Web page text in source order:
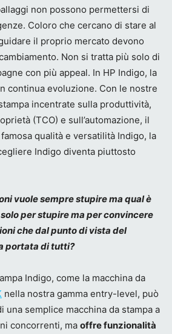
non possono permettersi di
Coloro che cercano di stare al
il proprio mercato devono
Non si tratta più solo di
con più appeal. In HP Indigo, la
continua evoluzione. Con le nostre
incentrate sulla produttività,
(TCO) e sull’automazione, il
qualità e versatilità Indigo, la
Indigo diventa piuttosto
vuole sempre stupire ma qual è
per stupire ma per convincere
che dal punto di vista del
portata di tutti?
Indigo, come la macchina da
nella nostra gamma entry-level, può
una semplice macchina da stampa a
concorrenti, ma offre funzionalità